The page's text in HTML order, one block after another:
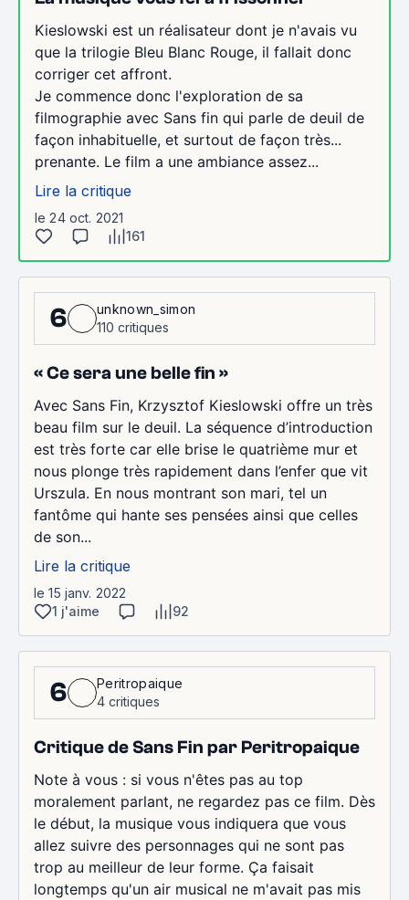
Kieslowski est un réalisateur dont je n'avais vu
que la trilogie Bleu Blanc Rouge, il fallait donc
corriger cet affront.
Je commence donc l'exploration de sa
filmographie avec Sans fin qui parle de deuil de
façon inhabituelle, et surtout de façon très...
prenante. Le film a une ambiance assez...
Lire la critique
le 24 oct. 2021
161
6
unknown_simon
110 critiques
« Ce sera une belle fin »
Avec Sans Fin, Krzysztof Kieslowski offre un très
beau film sur le deuil. La séquence d’introduction
est très forte car elle brise le quatrième mur et
nous plonge très rapidement dans l’enfer que vit
Urszula. En nous montrant son mari, tel un
fantôme qui hante ses pensées ainsi que celles
de son...
Lire la critique
le 15 janv. 2022
1 j'aime
92
6
Peritropaique
4 critiques
Critique de Sans Fin par Peritropaique
Note à vous : si vous n'êtes pas au top
moralement parlant, ne regardez pas ce film. Dès
le début, la musique vous indiquera que vous
allez suivre des personnages qui ne sont pas
trop au meilleur de leur forme. Ça faisait
longtemps qu'un air musical ne m'avait pas mis